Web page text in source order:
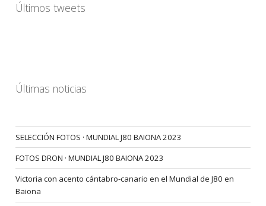
Últimos tweets
Últimas noticias
SELECCIÓN FOTOS · MUNDIAL J80 BAIONA 2023
FOTOS DRON · MUNDIAL J80 BAIONA 2023
Victoria con acento cántabro-canario en el Mundial de J80 en
Baiona